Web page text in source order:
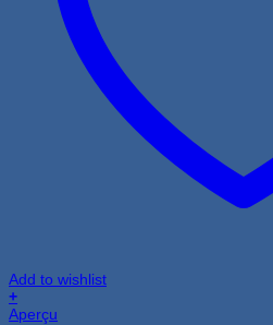
Add to wishlist
+
Aperçu